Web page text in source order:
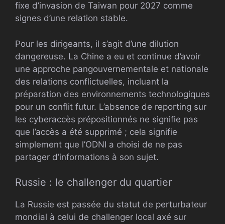
fixe d’invasion de Taiwan pour 2027 comme
signes d’une relation stable.
Pour les dirigeants, il s’agit d’une dilution
dangereuse. La Chine a eu et continue d’avoir
une approche pangouvernementale et nationale
des relations conflictuelles, incluant la
préparation des environnements technologiques
pour un conflit futur. L’absence de reporting sur
les cyberaccès prépositionnés ne signifie pas
que l’accès a été supprimé ; cela signifie
simplement que l’ODNI a choisi de ne pas
partager d’informations à son sujet.
Russie : le challenger du quartier
La Russie est passée du statut de perturbateur
mondial à celui de challenger local axé sur